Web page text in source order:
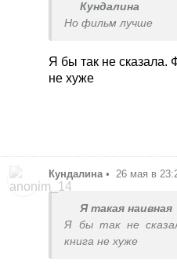
Кундалина
Но фильм лучше
Я бы так не сказала.
не хуже
Кундалина • 26 мая в
Я такая наивная
Я бы так не
книга не хуже